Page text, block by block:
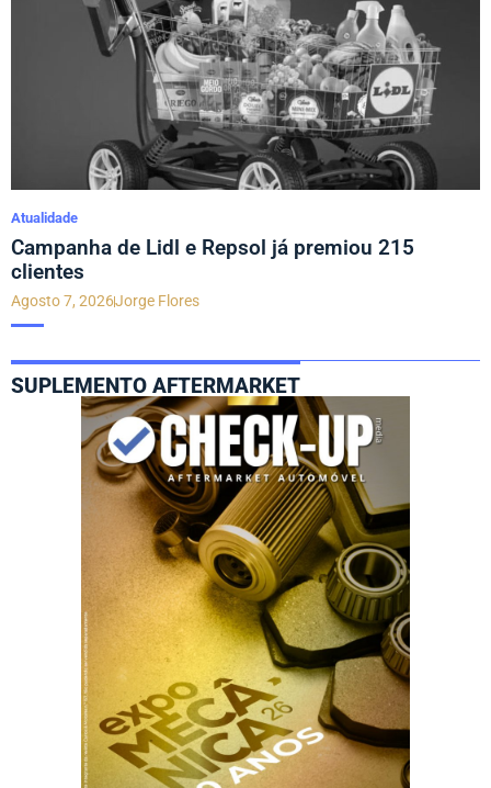
Atualidade
Campanha de Lidl e Repsol já premiou 215
clientes
Agosto 7, 2026Jorge Flores
SUPLEMENTO AFTERMARKET